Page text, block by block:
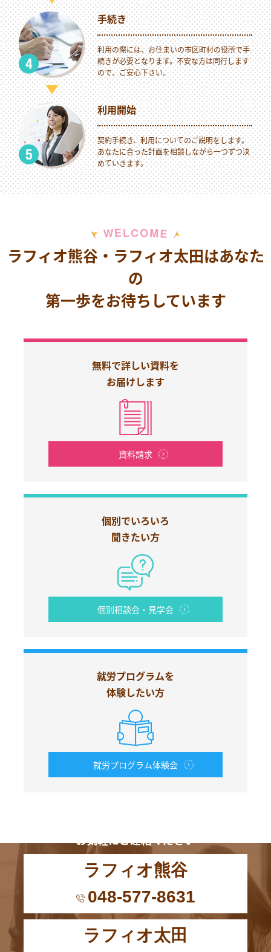
手続き
利用の際には、お住まいの市区町村の役所で手
続きが必要となります。不安な方は同行します
ので、ご安心下さい。
利用開始
契約手続き、利用についてのご説明をします。
あなたに合った計画を相談しながら一つずつ決
めていきます。
WELCOME
ラフィオ熊谷・ラフィオ太田はあなた
の
第一歩をお待ちしています
無料で詳しい資料を
お届けします
資料請求
個別でいろいろ
聞きたい方
個別相談会・見学会
就労プログラムを
体験したい方
就労プログラム体験会
お気軽にご連絡ください
ラフィオ熊谷
048-577-8631
ラフィオ太田